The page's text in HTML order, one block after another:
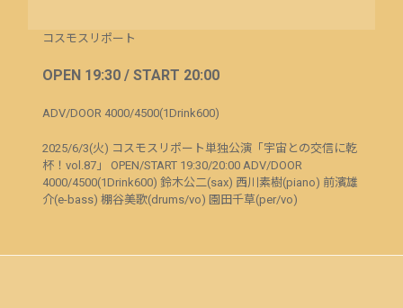
コスモスリポート
OPEN 19:30 / START 20:00
ADV/DOOR 4000/4500(1Drink600)
2025/6/3(火) コスモスリポート単独公演「宇宙との交信に乾
杯！vol.87」 OPEN/START 19:30/20:00 ADV/DOOR
4000/4500(1Drink600) 鈴木公二(sax) 西川素樹(piano) 前濱雄
介(e-bass) 棚谷美歌(drums/vo) 園田千草(per/vo)